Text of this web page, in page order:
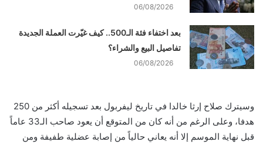
06/08/2026
بعد اختفاء فئة الـ500.. كيف غيّرت العملة الجديدة
تفاصيل البيع والشراء؟
06/08/2026
وسيترك صلاح إرثا خالدا في تاريخ ليفربول بعد تسجيله أكثر من 250
هدفا، وعلى الرغم من أنه كان من المتوقع أن يعود صاحب الـ33 عاماً
قبل نهاية الموسم إلا أنه يعاني حالياً من إصابة عضلية طفيفة ومن